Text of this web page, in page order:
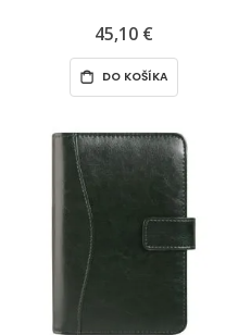
45,10 €
DO KOŠÍKA